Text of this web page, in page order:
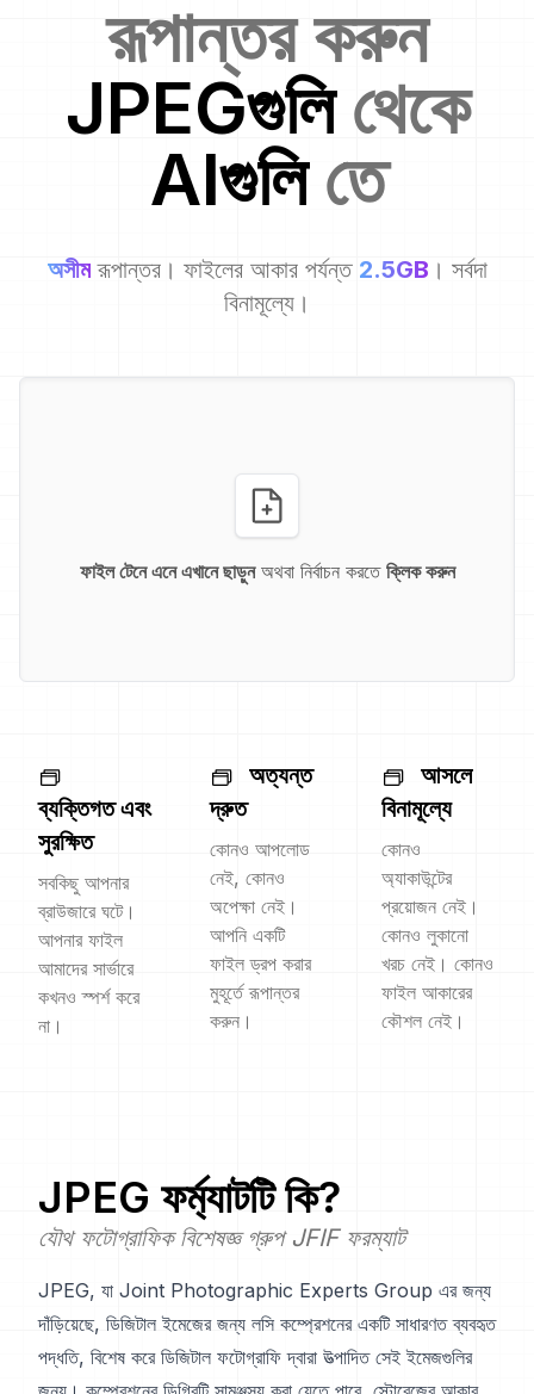
রূপান্তর করুন
JPEGগুলিথেকে
AIগুলিতে
অসীম রূপান্তর। ফাইলের আকার পর্যন্ত 2.5GB । সর্বদা
বিনামূল্যে।
ফাইল টেনে এনে এখানে ছাড়ুনঅথবা নির্বাচন করতে ক্লিক করুন
ব্যক্তিগত এবং
সুরক্ষিত
সবকিছু আপনার
ব্রাউজারে ঘটে।
আপনার ফাইল
আমাদের সার্ভারে
কখনও স্পর্শ করে
না।
অত্যন্ত
দ্রুত
কোনও আপলোড
নেই, কোনও
অপেক্ষা নেই।
আপনি একটি
ফাইল ড্রপ করার
মুহূর্তে রূপান্তর
করুন।
আসলে
বিনামূল্যে
কোনও
অ্যাকাউন্টের
প্রয়োজন নেই।
কোনও লুকানো
খরচ নেই। কোনও
ফাইল আকারের
কৌশল নেই।
JPEG ফর্ম্যাটটি কি?
যৌথ ফটোগ্রাফিক বিশেষজ্ঞ গ্রুপ JFIF ফরম্যাট
JPEG, যা Joint Photographic Experts Group এর জন্য
দাঁড়িয়েছে, ডিজিটাল ইমেজের জন্য লসি কম্প্রেশনের একটি সাধারণত ব্যবহৃত
পদ্ধতি, বিশেষ করে ডিজিটাল ফটোগ্রাফি দ্বারা উত্পাদিত সেই ইমেজগুলির